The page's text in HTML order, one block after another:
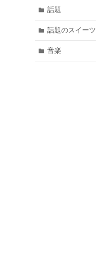
話題
話題のスイーツ
音楽